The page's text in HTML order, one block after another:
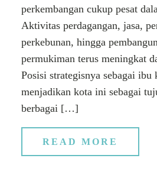
perkembangan cukup pesat
Aktivitas perdagangan, jasa,
perkebunan, hingga
permukiman terus meningkat
Posisi strategisnya sebagai
menjadikan kota ini sebagai
berbagai […]
READ MORE